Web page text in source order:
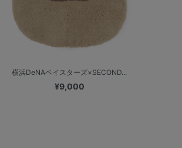
横浜DeNAベイスターズ×SECOND...
¥9,000